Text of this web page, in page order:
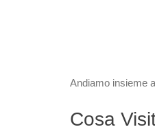
Andiamo insieme
Cosa